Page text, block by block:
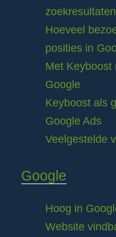
Hoeveel
posities in
Met Keyboost
Google
Keyboost als
Google Ads
Veelgestelde
Google
Hoog in
Website